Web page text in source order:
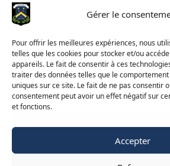
Gérer le
Pour offrir les meilleures expériences, nous
telles que les cookies pour stocker et/ou
appareils. Le fait de consentir à ces
traiter des données telles que le
uniques sur ce site. Le fait de ne pas consentir
consentement peut avoir un effet négatif sur
et fonctions.
Accepter
Bar/Restaurant+32 4 278
Réserver un green
Apprendre le golf
Calendrier du
Ouverture du
NL